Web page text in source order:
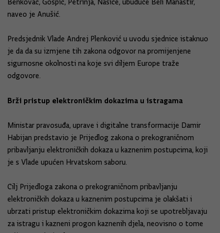
Benkovac, Gospić, Petrinja, Našice, ubuduće Beli Manastir,
naveo je Anušić.
Predsjednik Vlade Andrej Plenković u uvodu sjednice istaknuo
je da da su izmjene tih zakona odgovor na promijenjene
sigurnosne okolnosti na koje svi diljem Europe traže
odgovore.
Brži pristup elektroničkim dokazima u istragama
Ministar pravosuđa, uprave i digitalne transformacije Damir
Habijan predstavio je Prijedlog zakona o prekograničnom
pribavljanju elektroničkih dokaza u kaznenim postupcima, koji
je s Vlade upućen Hrvatskom saboru.
Cilj Prijedloga zakona o prekograničnom pribavljanju
elektroničkih dokaza u kaznenim postupcima je olakšati i
ubrzati pristup elektroničkim dokazima koji se upotrebljavaju
za istragu i kazneni progon kaznenih djela, neovisno o tome